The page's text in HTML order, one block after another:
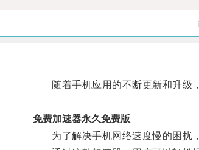
随着手机应用的不断更新和升级，
免费加速器永久免费版
为了解决手机网络速度慢的困扰，